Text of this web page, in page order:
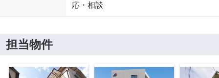
応・相談
担当物件